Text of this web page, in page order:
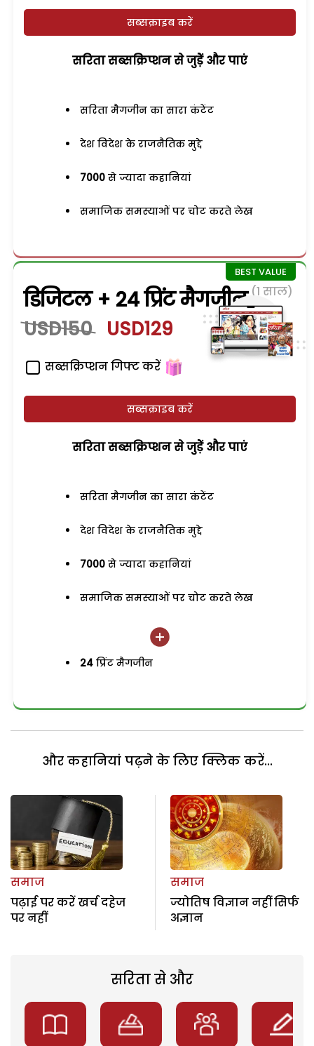
सब्सक्राइब करें
सरिता सब्सक्रिप्शन से जुड़ेें और पाएं
सरिता मैगजीन का सारा कंटेंट
देश विदेश के राजनैतिक मुद्दे
7000 से ज्यादा कहानियां
समाजिक समस्याओं पर चोट करते लेख
डिजिटल + 24 प्रिंट मैगजीन (1 साल)
USD150 USD129
सब्सक्रिप्शन गिफ्ट करें
सब्सक्राइब करें
सरिता सब्सक्रिप्शन से जुड़ेें और पाएं
सरिता मैगजीन का सारा कंटेंट
देश विदेश के राजनैतिक मुद्दे
7000 से ज्यादा कहानियां
समाजिक समस्याओं पर चोट करते लेख
24 प्रिंट मैगजीन
और कहानियां पढ़ने के लिए क्लिक करें...
समाज
पढ़ाई पर करें खर्च दहेज
पर नहीं
समाज
ज्योतिष विज्ञान नहीं सिर्फ
अज्ञान
सरिता से और